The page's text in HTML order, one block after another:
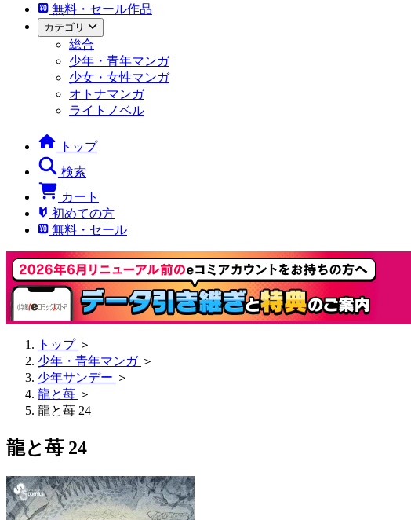
無料・セール作品
カテゴリ
総合
少年・青年マンガ
少女・女性マンガ
オトナマンガ
ライトノベル
トップ
検索
カート
初めての方
無料・セール
トップ ＞
少年・青年マンガ ＞
少年サンデー ＞
龍と苺 ＞
龍と苺 24
龍と苺 24